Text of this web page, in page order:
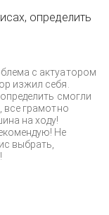
определить
с актуатором
изжил себя.
смогли
все грамотно
на ходу!
Не
выбрать,